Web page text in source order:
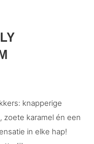
knapperige
zoete karamel én een
in elke hap!